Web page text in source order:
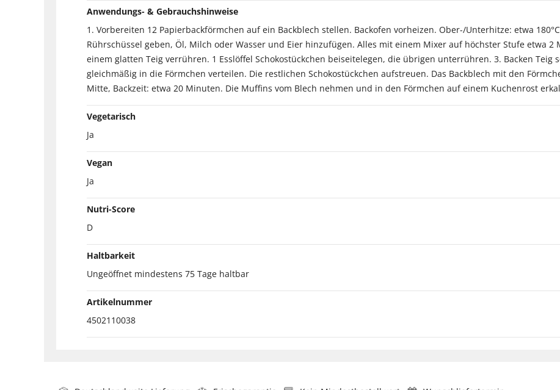
Anwendungs- & Gebrauchshinweise
1. Vorbereiten 12 Papierbackförmchen auf ein Backblech stellen. Backofen vorheizen. Ober-/Unterhitze: etwa
Rührschüssel geben, Öl, Milch oder Wasser und Eier hinzufügen. Alles mit einem Mixer auf höchster Stufe etwa
einem glatten Teig verrühren. 1 Esslöffel Schokostückchen beiseitelegen, die übrigen unterrühren. 3. Backen Teig
gleichmäßig in die Förmchen verteilen. Die restlichen Schokostückchen aufstreuen. Das Backblech mit den
Mitte, Backzeit: etwa 20 Minuten. Die Muffins vom Blech nehmen und in den Förmchen auf einem Kuchenrost
Vegetarisch
Ja
Vegan
Ja
Nutri-Score
D
Haltbarkeit
Ungeöffnet mindestens 75 Tage haltbar
Artikelnummer
4502110038